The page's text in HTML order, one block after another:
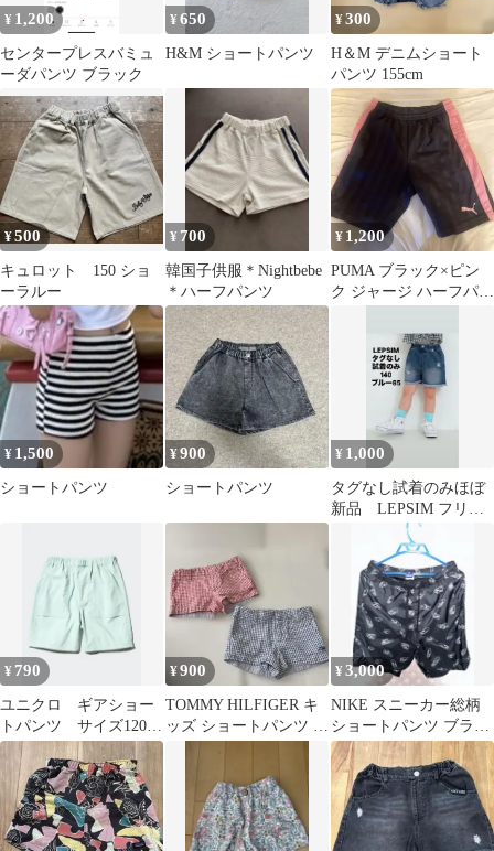
¥ 1,200
センタープレスバミュ
ーダパンツ ブラック
¥650
H&M ショートパンツ
¥300
H＆M デニムショート
パンツ 155cm
¥500
キュロット 150 ショ
ーラルー
¥ 700
韓国子供服＊Nightbebe
＊ハーフパンツ
¥ 1,200
PUMA ブラック×ピン
ク ジャージ ハーフパン
¥ 1,500
ショートパンツ
¥900
ショートパンツ
¥ 1,000
タグなし試着のみほぼ
新品 LEPSIM フリン
ジデニムショートパン
¥ 790
ユニクロ ギアショー
トパンツ サイズ120
未使用
¥900
TOMMY HILFIGER キ
ッズ ショートパンツ 2
¥3,000
NIKE スニーカー総柄
ショートパンツ ブラッ
ク